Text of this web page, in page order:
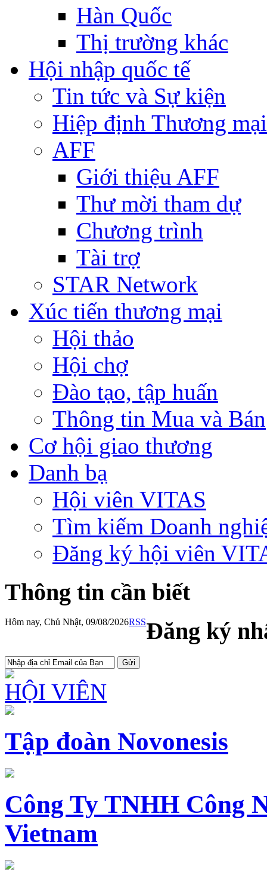
Hàn Quốc
Thị trường khác
Hội nhập quốc tế
Tin tức và Sự kiện
Hiệp định Thương
AFF
Giới thiệu AFF
Thư mời tham dự
Chương trình
Tài trợ
STAR Network
Xúc tiến thương mại
Hội thảo
Hội chợ
Đào tạo, tập huấn
Thông tin Mua và Bán
Cơ hội giao thương
Danh bạ
Hội viên VITAS
Tìm kiếm Doanh
Đăng ký hội viên
Thông tin cần biết
Hôm nay, Chủ Nhật, 09/08/2026RSSĐăng ký
HỘI VIÊN
Tập đoàn Novonesis
Công Ty TNHH Công
Vietnam